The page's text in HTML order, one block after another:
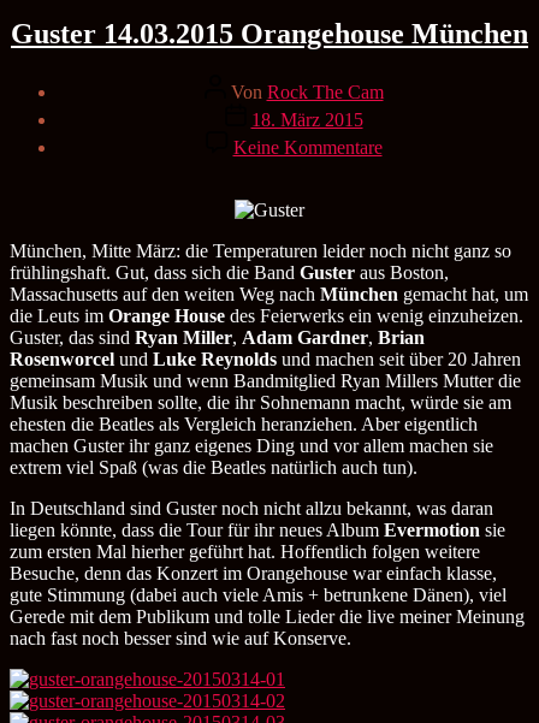
Guster 14.03.2015 Orangehouse München
Beitragsautor
Von Rock The Cam
Veröffentlichungsdatum
18. März 2015
Keine Kommentarezu
Guster
München, Mitte März: die Temperaturen leider noch nicht ganz so
frühlingshaft. Gut, dass sich die Band Guster aus Boston,
Massachusetts auf den weiten Weg nach München gemacht hat, um
die Leuts im Orange House des Feierwerks ein wenig einzuheizen.
Guster, das sind Ryan Miller, Adam Gardner, Brian
Rosenworcel und Luke Reynolds und machen seit über 20 Jahren
gemeinsam Musik und wenn Bandmitglied Ryan Millers Mutter die
Musik beschreiben sollte, die ihr Sohnemann macht, würde sie am
ehesten die Beatles als Vergleich heranziehen. Aber eigentlich
machen Guster ihr ganz eigenes Ding und vor allem machen sie
extrem viel Spaß (was die Beatles natürlich auch tun).
In Deutschland sind Guster noch nicht allzu bekannt, was daran
liegen könnte, dass die Tour für ihr neues Album Evermotion sie
zum ersten Mal hierher geführt hat. Hoffentlich folgen weitere
Besuche, denn das Konzert im Orangehouse war einfach klasse,
gute Stimmung (dabei auch viele Amis + betrunkene Dänen), viel
Gerede mit dem Publikum und tolle Lieder die live meiner Meinung
nach fast noch besser sind wie auf Konserve.